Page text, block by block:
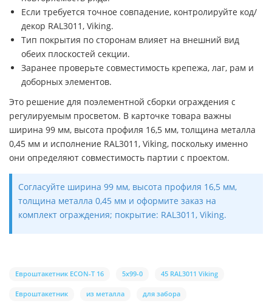
Если требуется точное совпадение, контролируйте код/
декор RAL3011, Viking.
Тип покрытия по сторонам влияет на внешний вид
обеих плоскостей секции.
Заранее проверьте совместимость крепежа, лаг, рам и
доборных элементов.
Это решение для поэлементной сборки ограждения с
регулируемым просветом. В карточке товара важны
ширина 99 мм, высота профиля 16,5 мм, толщина металла
0,45 мм и исполнение RAL3011, Viking, поскольку именно
они определяют совместимость партии с проектом.
Согласуйте ширина 99 мм, высота профиля 16,5 мм,
толщина металла 0,45 мм и оформите заказ на
комплект ограждения; покрытие: RAL3011, Viking.
Евроштакетник ECON-T 16 5х99-0 45 RAL3011 Viking
Евроштакетник из металла для забора